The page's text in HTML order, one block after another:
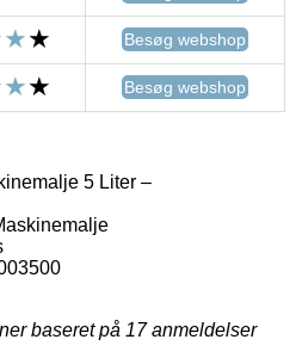
Besøg webshop
Besøg webshop
5 Liter –
baseret på 17anmeldelser